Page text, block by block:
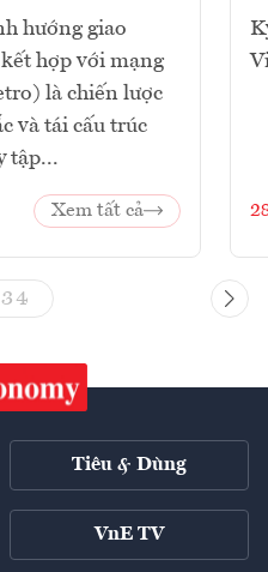
hướng giao
hợp với mạng
là chiến lược
và tái cấu trúc
tập...
Xem tất cả
3 4
Tiêu & Dùng
VnE TV